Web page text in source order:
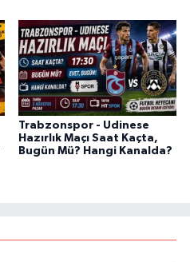
Trabzonspor - Udinese
Hazırlık Maçı Saat Kaçta,
Bugün Mü? Hangi Kanalda?